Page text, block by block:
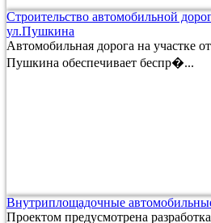
Строительство автомобильной
ул.Пушкина
Автомобильная дорога на участке
Пушкина обеспечивает беспр�...
Внутриплощадочные
Проектом предусмотрена